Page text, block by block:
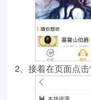
2、接着在页面点击